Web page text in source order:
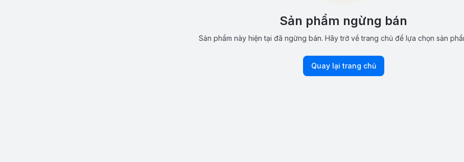
Sản phẩm ngừng bán
Sản phẩm này hiện tại đã ngừng bán. Hãy trở về trang chủ để lựa chọn sản
Quay lại trang chủ